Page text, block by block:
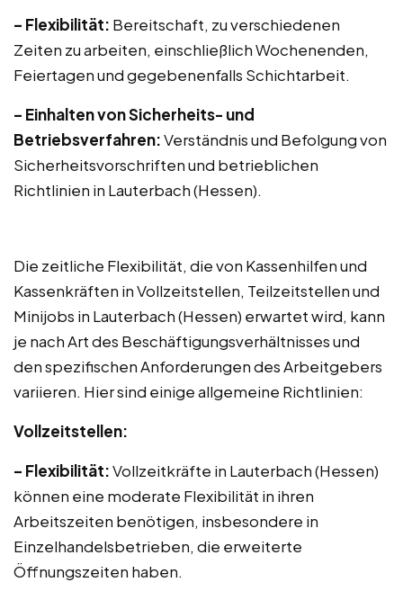
– Flexibilität: Bereitschaft, zu verschiedenen
Zeiten zu arbeiten, einschließlich Wochenenden,
Feiertagen und gegebenenfalls Schichtarbeit.
– Einhalten von Sicherheits- und
Betriebsverfahren:Verständnis und Befolgung von
Sicherheitsvorschriften und betrieblichen
Richtlinien in Lauterbach (Hessen).
Die zeitliche Flexibilität, die von Kassenhilfen und
Kassenkräften in Vollzeitstellen, Teilzeitstellen und
Minijobs in Lauterbach (Hessen) erwartet wird, kann
je nach Art des Beschäftigungsverhältnisses und
den spezifischen Anforderungen des Arbeitgebers
variieren. Hier sind einige allgemeine Richtlinien:
Vollzeitstellen:
– Flexibilität:Vollzeitkräfte in Lauterbach (Hessen)
können eine moderate Flexibilität in ihren
Arbeitszeiten benötigen, insbesondere in
Einzelhandelsbetrieben, die erweiterte
Öffnungszeiten haben.